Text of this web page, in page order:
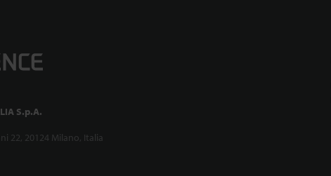
S.p.A.
22, 20124 Milano, Italia